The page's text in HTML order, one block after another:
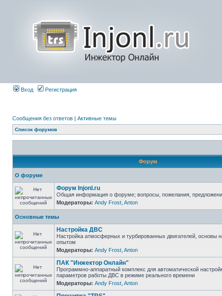
Вход Регистрация
Сообщения без ответов | Активные темы
Список форумов
Форум
О форуме
Форум Injonl.ru
Общая информация о форуме; вопросы, пожелания,
Модераторы: Andy Frost Anton
Основные темы
Настройка ДВС
Настройка атмосферных и турбированных двигателей, основы
опытом
Модераторы: Andy Frost Anton
ПАК "Инжектор Онлайн"
Программно-аппаратный комплекс для автоматической
параметров работы ДВС в режиме реального времени
Модераторы: Andy Frost Anton